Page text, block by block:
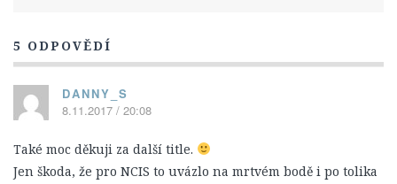
13. Série
Postavy
Anthony DiNozzo Jr.
5 ODPOVĚDÍ
DANNY_S
8.11.2017 / 20:08
Také moc děkuji za další title.
Jen škoda, že pro NCIS to uvázlo na mrtvém bodě i po tolika